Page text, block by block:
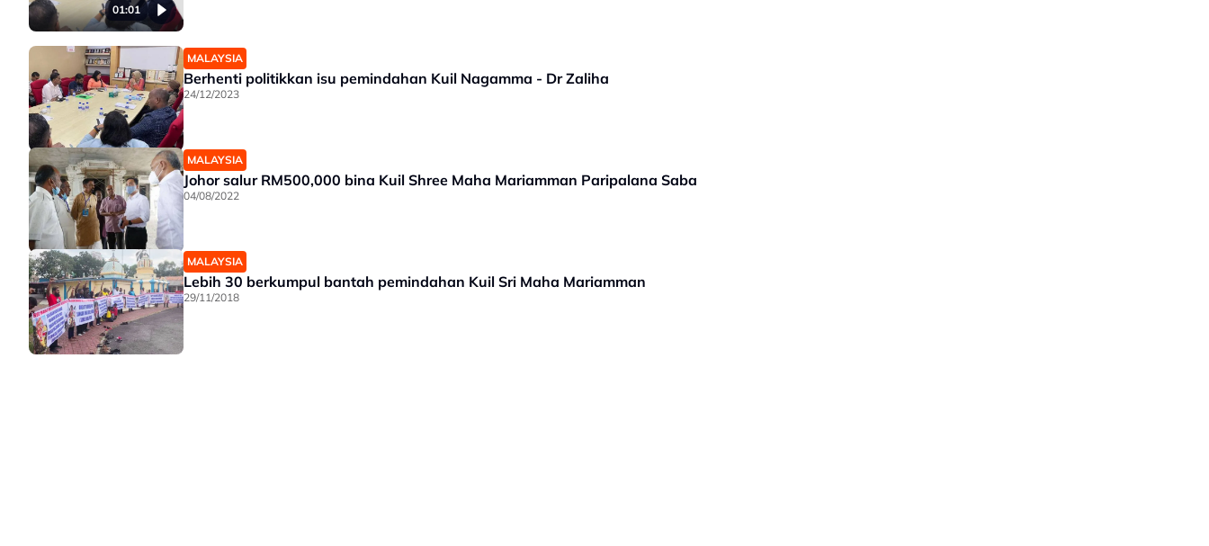
01:01
MALAYSIA
Berhenti politikkan isu pemindahan Kuil Nagamma - Dr Zaliha
24/12/2023
MALAYSIA
Johor salur RM500,000 bina Kuil Shree Maha Mariamman Paripalana Saba
04/08/2022
MALAYSIA
Lebih 30 berkumpul bantah pemindahan Kuil Sri Maha Mariamman
29/11/2018